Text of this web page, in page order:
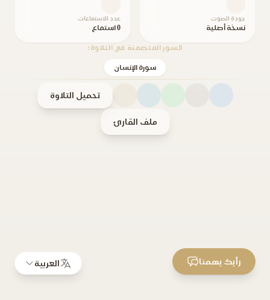
جودة الصوت
نسخة أصلية
عدد الاستماعات
0 استماع
السور المتضمنة في التلاوة:
سورة الإنسان
تحميل التلاوة
ملف القارئ
العربية رأيك يهمنا